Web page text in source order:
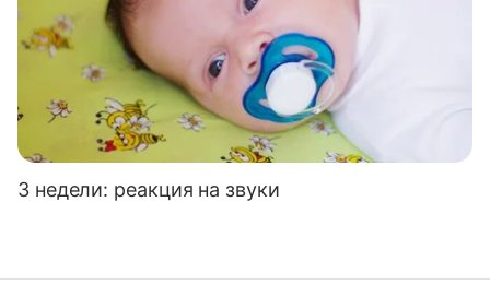
3 недели: реакция на звуки